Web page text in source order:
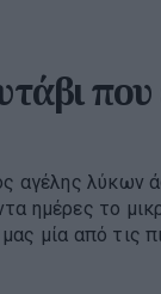
που
αγέλης λύκων
ημέρες το
μία από τις